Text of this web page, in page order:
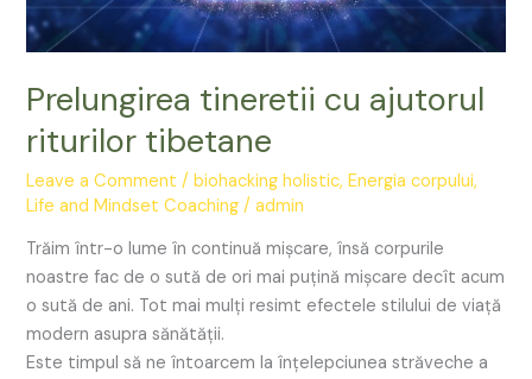
Prelungirea tineretii cu ajutorul
riturilor tibetane
Leave a Comment /biohacking holistic,Energia corpului,
Life and Mindset Coaching /admin
Trăim într-o lume în continuă mişcare, însă corpurile
noastre fac de o sută de ori mai puţină mişcare decît acum
o sută de ani. Tot mai mulţi resimt efectele stilului de viaţă
modern asupra sănătăţii.
Este timpul să ne întoarcem la înţelepciunea străveche a